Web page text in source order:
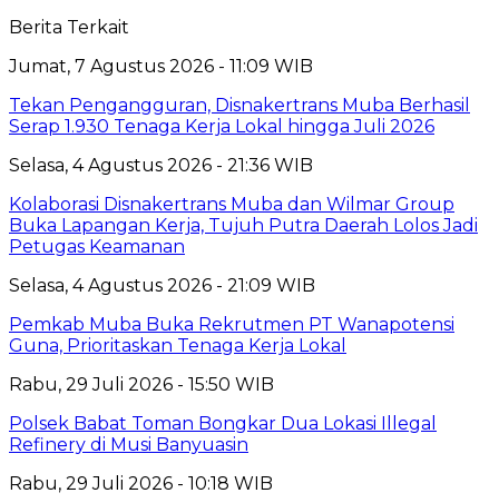
Berita Terkait
Jumat, 7 Agustus 2026 - 11:09 WIB
Tekan Pengangguran, Disnakertrans Muba Berhasil
Serap 1.930 Tenaga Kerja Lokal hingga Juli 2026
Selasa, 4 Agustus 2026 - 21:36 WIB
Kolaborasi Disnakertrans Muba dan Wilmar Group
Buka Lapangan Kerja, Tujuh Putra Daerah Lolos Jadi
Petugas Keamanan
Selasa, 4 Agustus 2026 - 21:09 WIB
Pemkab Muba Buka Rekrutmen PT Wanapotensi
Guna, Prioritaskan Tenaga Kerja Lokal
Rabu, 29 Juli 2026 - 15:50 WIB
Polsek Babat Toman Bongkar Dua Lokasi Illegal
Refinery di Musi Banyuasin
Rabu, 29 Juli 2026 - 10:18 WIB